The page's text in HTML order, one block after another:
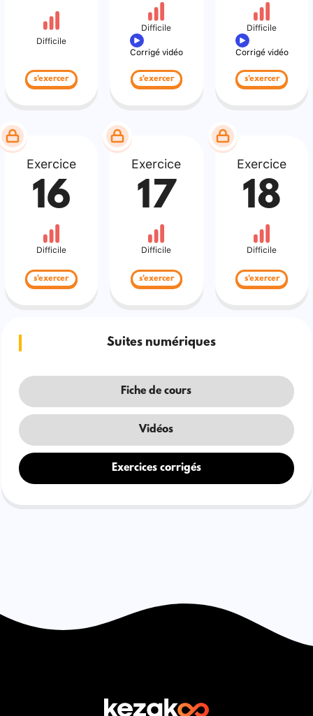
Difficile
s'exercer
Difficile
Corrigé vidéo
s'exercer
Difficile
Corrigé vidéo
s'exercer
Exercice
16
Difficile
s'exercer
Exercice
17
Difficile
s'exercer
Exercice
18
Difficile
s'exercer
Suites numériques
Fiche de cours
Vidéos
Exercices corrigés